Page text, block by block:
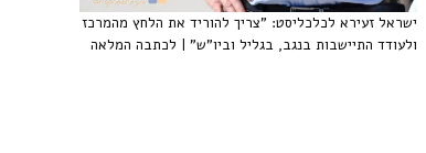
ישראל זעירא לכלכליסט: "צריך להוריד את הלחץ מהמרכז
ולעודד התיישבות בנגב, בגליל וביו"ש" | לכתבה המלאה